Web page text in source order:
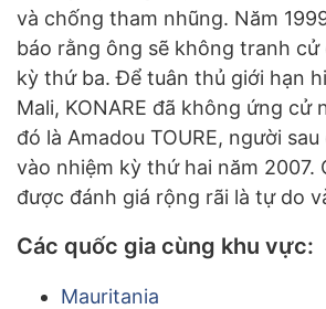
và chống tham nhũng. Năm
báo rằng ông sẽ không tranh
kỳ thứ ba. Để tuân thủ giới hạn
Mali, KONARE đã không ứng cử
đó là Amadou TOURE, người
vào nhiệm kỳ thứ hai năm 2007.
được đánh giá rộng rãi là tự do
Các quốc gia cùng khu vực:
Mauritania